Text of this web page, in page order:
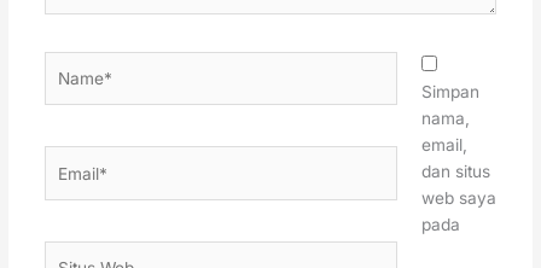
Simpan
nama,
email,
dan situs
web saya
pada